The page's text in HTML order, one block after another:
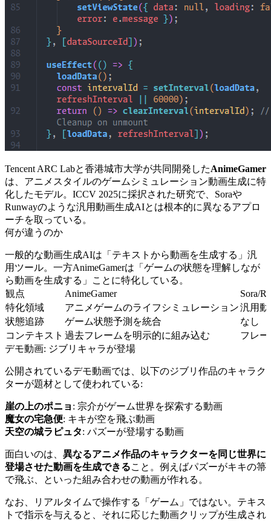
Tencent ARC Labと香港城市大学が共同開発したAnimeGamer
は、アニメスタイルのゲームシミュレーション動画生成に特
化したモデル。ICCV 2025に採択された研究で、Soraや
Runwayのような汎用動画生成AIとは根本的に異なるアプロ
ーチを取っている。
何が違うのか
一般的な動画生成AIは「テキストから動画を生成する」汎
用ツール。一方AnimeGamerは「ゲームの状態を理解しなが
ら動画を生成する」ことに特化している。
観点
AnimeGamer
Sora/
特化領域
アニメゲームのライフシミュレーション汎用
状態追跡
ゲーム状態予測を統合
なし
コンテキスト 過去フレームを明示的に組み込む
フレ
デモ動画: ジブリキャラが登場
公開されているデモ動画では、以下のジブリ作品のキャラク
ターが題材として使われている:
崖の上のポニョ : 宗介がゲーム世界を探索する動画
魔女の宅急便: キキが空を飛ぶ動画
天空の城ラピュタ: パズーが登場する動画
面白いのは、 異なるアニメ作品のキャラクターを同じ世界に
登場させた動画を生成できること。例えばパズーがキキの箒
で飛ぶ、といった組み合わせの動画が作れる。
なお、リアルタイムで操作する「ゲーム」ではない。テキス
トで指示を与えると、それに応じた動画クリップが生成され